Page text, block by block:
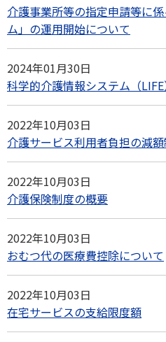
介護事業所等の指定申請等に
ム」の運用開始について
2024年01月30日
科学的介護情報システム（
2022年10月03日
介護サービス利用者負担の減
2022年10月03日
介護保険制度の概要
2022年10月03日
おむつ代の医療費控除について
2022年10月03日
在宅サービスの支給限度額